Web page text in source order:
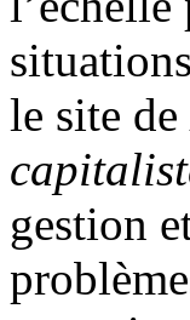
le site de
gestion